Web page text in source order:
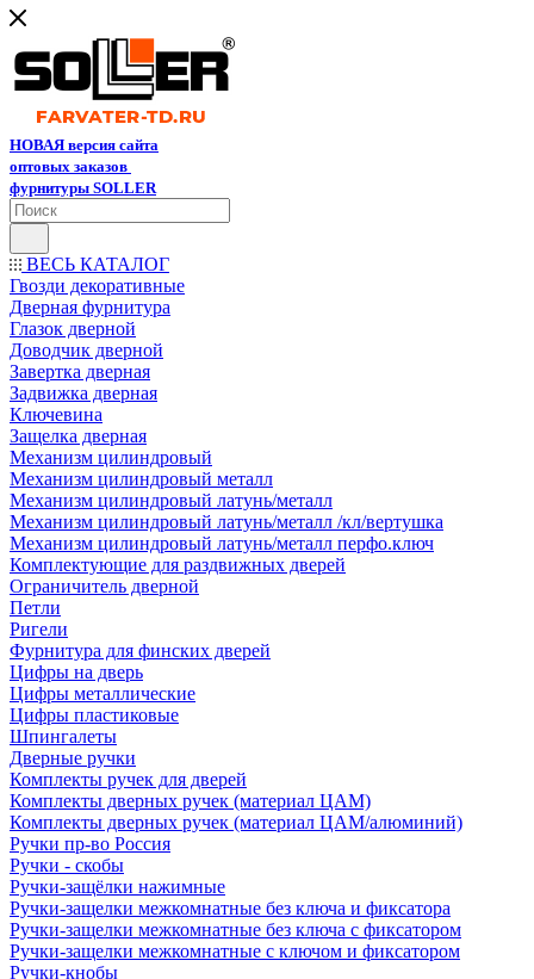
НОВАЯ версия сайта
оптовых заказов
фурнитуры SOLLER
ВЕСЬ КАТАЛОГ
Гвозди декоративные
Дверная фурнитура
Глазок дверной
Доводчик дверной
Завертка дверная
Задвижка дверная
Ключевина
Защелка дверная
Механизм цилиндровый
Механизм цилиндровый металл
Механизм цилиндровый латунь/металл
Механизм цилиндровый латунь/металл /кл/вертушка
Механизм цилиндровый латунь/металл перфо.ключ
Комплектующие для раздвижных дверей
Ограничитель дверной
Петли
Ригели
Фурнитура для финских дверей
Цифры на дверь
Цифры металлические
Цифры пластиковые
Шпингалеты
Дверные ручки
Комплекты ручек для дверей
Комплекты дверных ручек (материал ЦАМ)
Комплекты дверных ручек (материал ЦАМ/алюминий)
Ручки пр-во Россия
Ручки - скобы
Ручки-защёлки нажимные
Ручки-защелки межкомнатные без ключа и фиксатора
Ручки-защелки межкомнатные без ключа с фиксатором
Ручки-защелки межкомнатные с ключом и фиксатором
Ручки-кнобы